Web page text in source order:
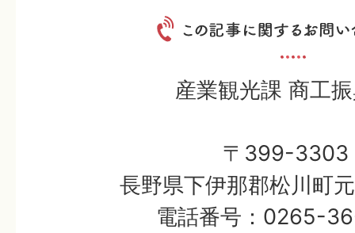
産業観光課 商工
〒399-3303
長野県下伊那郡松川町
電話番号：0265-